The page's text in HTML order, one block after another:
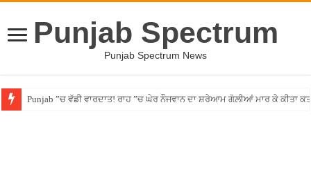
Punjab Spectrum
Punjab Spectrum News
Punjab ”ਚ ਵੱਡੀ ਵਾਰਦਾਤ! ਰਾਹ ”ਚ ਘੇਰ ਨੌਜਵਾਨ ਦਾ ਸ਼ਰੇਆਮ ਗੋਲ਼ੀਆਂ ਮਾਰ ਕੇ ਕੀਤਾ